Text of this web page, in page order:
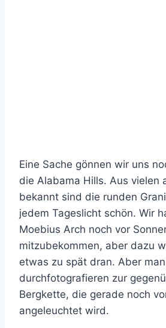
Eine Sache gönnen wir uns
die Alabama Hills. Aus vielen
bekannt sind die runden
jedem Tageslicht schön. Wir
Moebius Arch noch vor
mitzubekommen, aber dazu
etwas zu spät dran. Aber
durchfotografieren zur
Bergkette, die gerade noch
angeleuchtet wird.